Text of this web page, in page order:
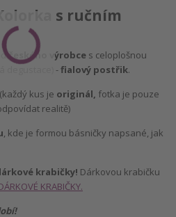
s ručním
českého výrobce s celoplošnou
degustace) -fialový postřik.
(každý kus je originál, fotka je pouze
realitě)
, kde je formou básničky napsané, jak
krabičky! Dárkovou krabičku
KRABIČKY.